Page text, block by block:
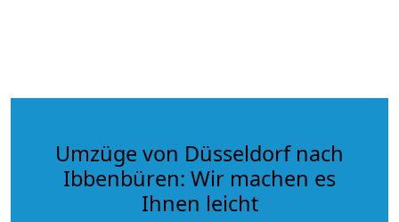
Umzüge von Düsseldorf nach
Ibbenbüren: Wir machen es
Ihnen leicht